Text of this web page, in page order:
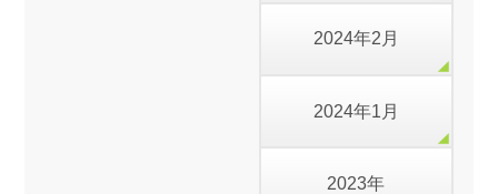
2024年2月
2024年1月
2023年